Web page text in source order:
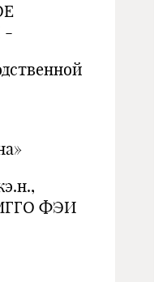
-
ФЭИ